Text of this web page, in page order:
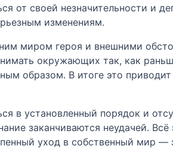
от своей незначительности и
изменениям.
миром героя и внешними
окружающих так, как
образом. В итоге это
в установленный порядок и
заканчиваются неудачей.
уход в собственный мир